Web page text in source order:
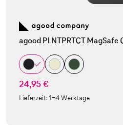
agood PLNTPRTCT MagSafe
24,95 €
Lieferzeit:1-4 Werktage